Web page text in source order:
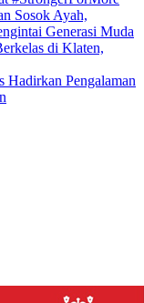
Sosok Ayah,
Generasi Muda
di Klaten,
Pengalaman